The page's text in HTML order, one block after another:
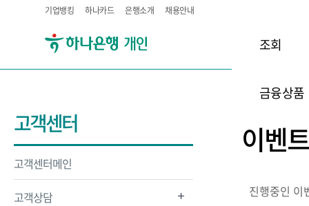
기업뱅킹 하나카드 은행소개 채용안내
조회
금융상품
고객센터
고객센터메인
고객상담
이벤트
진행중인 이